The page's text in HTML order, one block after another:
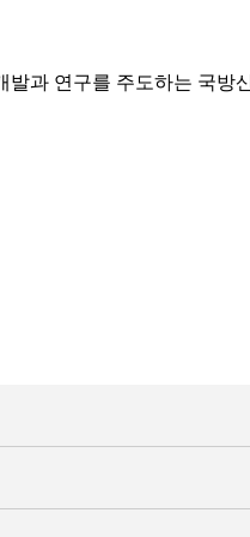
발과 연구를 주도하는 국방